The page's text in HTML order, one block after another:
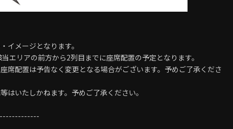
メージとなります。
エリアの前方から2列目までに座席配置の予定となります。
席配置は予告なく変更となる場合がございます。予めご了承くださ
いたしかねます。予めご了承ください。